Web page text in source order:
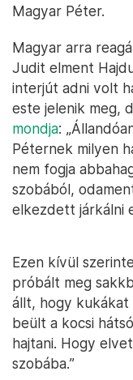
Magyar Péter.
Magyar arra
Judit elment
interjút adni volt
este jelenik meg,
mondja:
Péternek milyen
nem fogja
szobából,
elkezdett járkálni
Ezen kívül
próbált meg
állt, hogy
beült a kocsi
hajtani. Hogy
szobába.”